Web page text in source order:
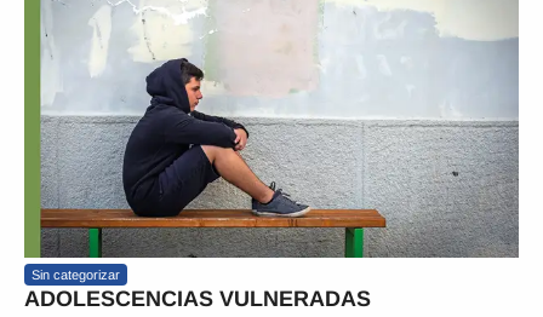
Sin categorizar
ADOLESCENCIAS VULNERADAS